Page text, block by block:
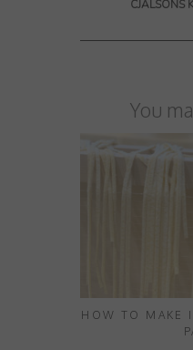
CJALSÒNS
You
HOW TO MAKE